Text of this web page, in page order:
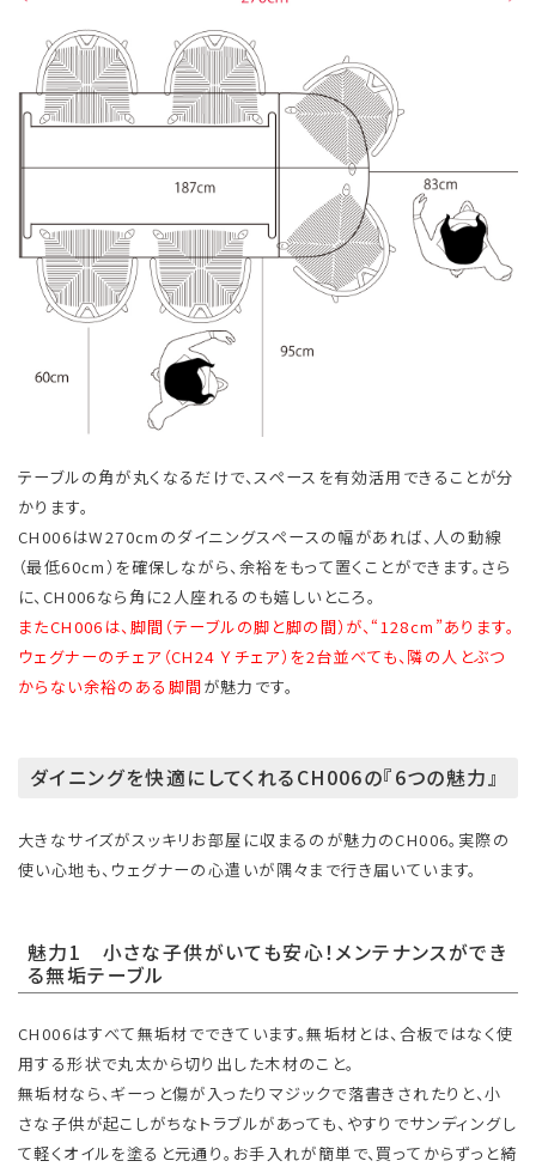
テーブルの角が丸くなるだけで、スペースを有効活用できることが分
かります。
CH006はW270cmのダイニングスペースの幅があれば、人の動線
（最低60cm）を確保しながら、余裕をもって置くことができます。さら
に、CH006なら角に2人座れるのも嬉しいところ。
またCH006は、脚間（テーブルの脚と脚の間）が、“128cm”あります。
ウェグナーのチェア（CH24 Ｙチェア）を2台並べても、隣の人とぶつ
からない余裕のある脚間が魅力です。
ダイニングを快適にしてくれるCH006の『6つの魅力』
大きなサイズがスッキリお部屋に収まるのが魅力のCH006。実際の
使い心地も、ウェグナーの心遣いが隅々まで行き届いています。
魅力1 小さな子供がいても安心！メンテナンスができ
る無垢テーブル
CH006はすべて無垢材でできています。無垢材とは、合板ではなく使
用する形状で丸太から切り出した木材のこと。
無垢材なら、ギーっと傷が入ったりマジックで落書きされたりと、小
さな子供が起こしがちなトラブルがあっても、やすりでサンディングし
て軽くオイルを塗ると元通り。お手入れが簡単で、買ってからずっと綺